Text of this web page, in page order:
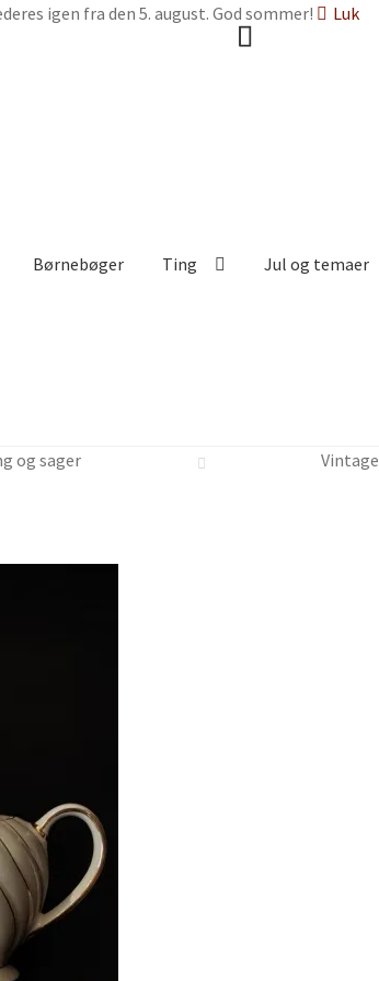
igen fra den 5. august. God sommer! Luk
Børnebøger Ting Jul og temaer
og sager Vintage